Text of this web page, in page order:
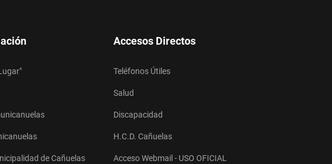
de Cañuelas
Accesos Directos
Teléfonos Útiles
Salud
Discapacidad
H.C.D. Cañuelas
Acceso Webmail - USO OFICIAL